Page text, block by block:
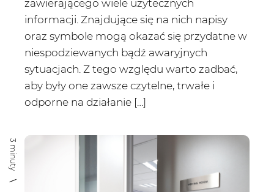
zawierającego wiele użytecznych
informacji. Znajdujące się na nich napisy
oraz symbole mogą okazać się przydatne w
niespodziewanych bądź awaryjnych
sytuacjach. Z tego względu warto zadbać,
aby były one zawsze czytelne, trwałe i
odporne na działanie […]
3 minuty